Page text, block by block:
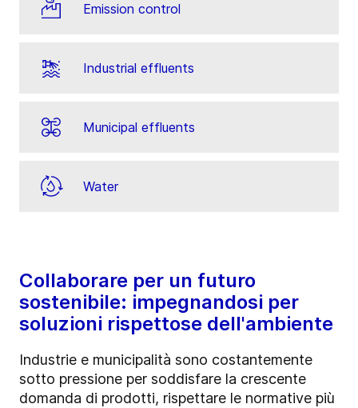
Emission control
Industrial effluents
Municipal effluents
Water
Collaborare per un futuro
sostenibile: impegnandosi per
soluzioni rispettose dell'ambiente
Industrie e municipalità sono costantemente
sotto pressione per soddisfare la crescente
domanda di prodotti, rispettare le normative più